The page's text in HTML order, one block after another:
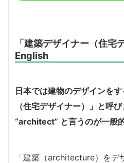
「建築デザイナー（住宅
English
日本では建物のデザインを
（住宅デザイナー）」と呼
“architect” と言うのが一般的
「建築（architecture）をデ